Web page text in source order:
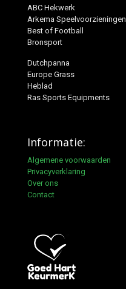
ABC Hekwerk
Arkema Speelvoorzieningen
Best of Football
Bronsport
Dutchpanna
Europe Grass
Heblad
Ras Sports Equipments
Informatie:
Algemene voorwaarden
Privacyverklaring
Over ons
Contact